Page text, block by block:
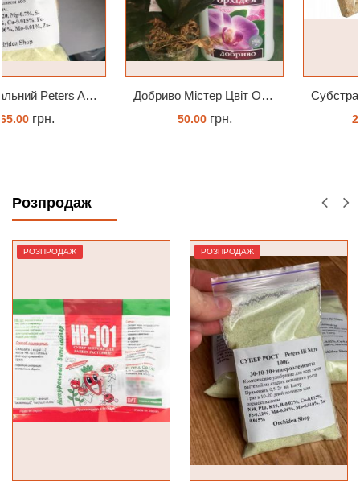
Добриво Містер Цвіт Орхідея Субстрат Trixie Пресований мох сфагнум з Німеччини для орхідей та тераріумів 100 г
Розпродаж
РОЗПРОДАЖ РОЗПРОДАЖ